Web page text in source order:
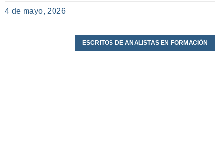
4 de mayo, 2026
ESCRITOS DE ANALISTAS EN FORMACIÓN